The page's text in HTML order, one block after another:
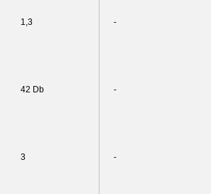
1,3 -
42 Db -
3 -